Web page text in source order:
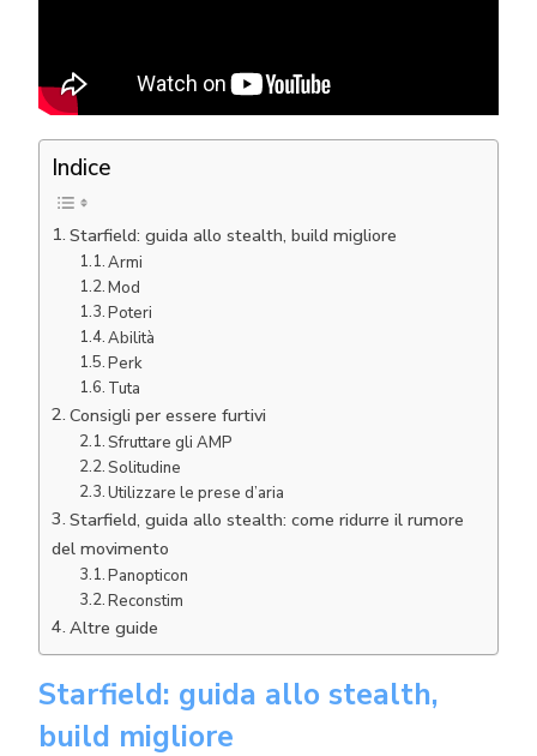
Indice
Starfield: guida allo stealth, build migliore
Armi
Mod
Poteri
Abilità
Perk
Tuta
Consigli per essere furtivi
Sfruttare gli AMP
Solitudine
Utilizzare le prese d’aria
Starfield, guida allo stealth: come ridurre il rumore
del movimento
Panopticon
Reconstim
Altre guide
Starfield: guida allo stealth,
build migliore